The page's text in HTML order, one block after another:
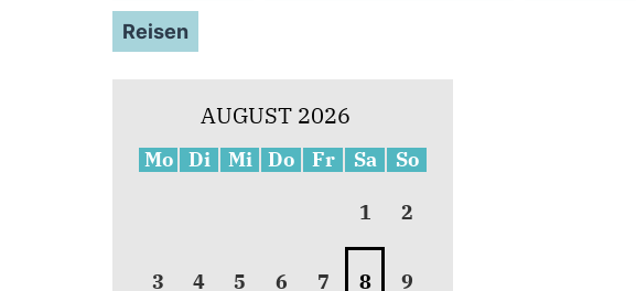
Reisen
AUGUST 2026
Mo Di Mi Do Fr Sa So
1 2
3 4 5 6 7 8 9